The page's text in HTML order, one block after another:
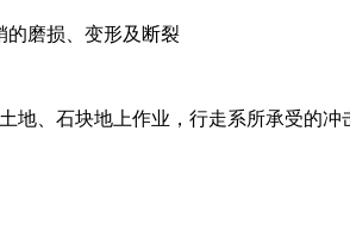
的磨损、变形及断裂
、石块地上作业，行走系所承受的冲